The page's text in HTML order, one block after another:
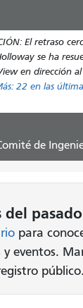
contenido
principal
El retraso
se ha
en dirección
22 en las
Mantenimiento y
del
para
y eventos.
público.